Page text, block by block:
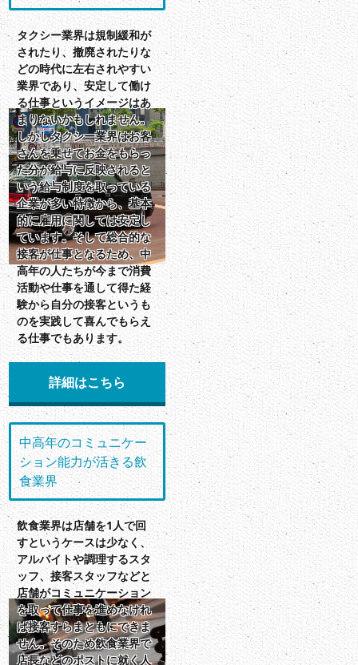
タクシー業界は規制緩和が
されたり、撤廃されたりな
どの時代に左右されやすい
業界であり、安定して働け
る仕事というイメージはあ
まりないかもしれません。
しかしタクシー業界はお客
さんを乗せてお金をもらっ
た分が給与に反映されると
いう給与制度を取っている
企業が多い特徴から、基本
的に雇用に関しては安定し
ています。そして総合的な
接客が仕事となるため、中
高年の人たちが今まで消費
活動や仕事を通して得た経
験から自分の接客というも
のを実践して喜んでもらえ
る仕事でもあります。
詳細はこちら
中高年のコミュニケー
ション能力が活きる飲
食業界
飲食業界は店舗を1人で回
すというケースは少なく、
アルバイトや調理するスタ
ッフ、接客スタッフなどと
店舗がコミュニケーション
を取って仕事を進めなけれ
ば接客すらまともにできま
せん。そのため飲食業界で
店長などのポストに就く人